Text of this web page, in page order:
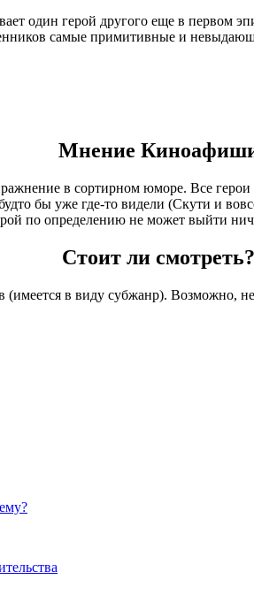
один герой другого еще в первом
самые примитивные и
Мнение
в сортирном юморе. Все
бы уже где-то видели (Скути и
по определению не может выйти
Стоит ли смотреть?
(имеется в виду субжанр).